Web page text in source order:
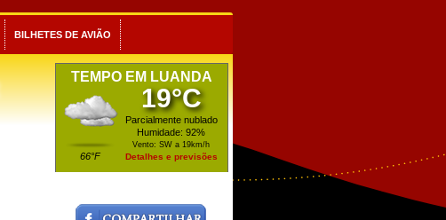
BILHETES DE AVIÃO
TEMPO EM LUANDA
66°F
19°C
Parcialmente nublado
Humidade: 92%
Vento: SW a 19km/h
Detalhes e previsões